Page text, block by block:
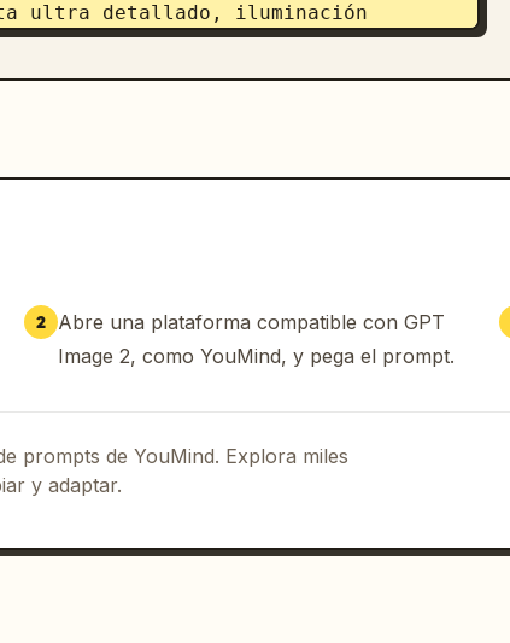
ultra detallado, iluminación
acción cinematográfica, punto de
2 Abre una plataforma compatible con GPT
Image 2, como YouMind, y pega el prompt.
prompts de YouMind. Explora miles
y adaptar.